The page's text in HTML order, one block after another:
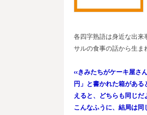
各四字熟語は身近な出来
サルの食事の話から生ま
‹‹きみたちがケーキ屋さ
円」と書かれた箱があ
えると、どちらも同じだ
こんなふうに、結局は